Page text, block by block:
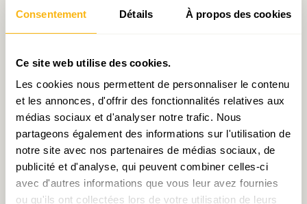
Consentement Détails À propos des cookies
Ce site web utilise des cookies.
Les cookies nous permettent de personnaliser le contenu
et les annonces, d'offrir des fonctionnalités relatives aux
médias sociaux et d'analyser notre trafic. Nous
partageons également des informations sur l'utilisation de
notre site avec nos partenaires de médias sociaux, de
publicité et d'analyse, qui peuvent combiner celles-ci
avec d'autres informations que vous leur avez fournies
ou qu'ils ont collectées lors de votre utilisation de leurs
sans but lucratif qui a pour objet de promouvoir
des financements alternatifs.
[2]Olivier FAVEREAU, (19/06/2014).
Entreprises : la grande déformation.Maison
d’édition:Parole et silence.
[3]Voir l’interview du 10.02.2015 d’Olivier
Favereau par Jean-Philippe Denis, rédacteur en
chef de la Revue Française de Gestion (RFG),